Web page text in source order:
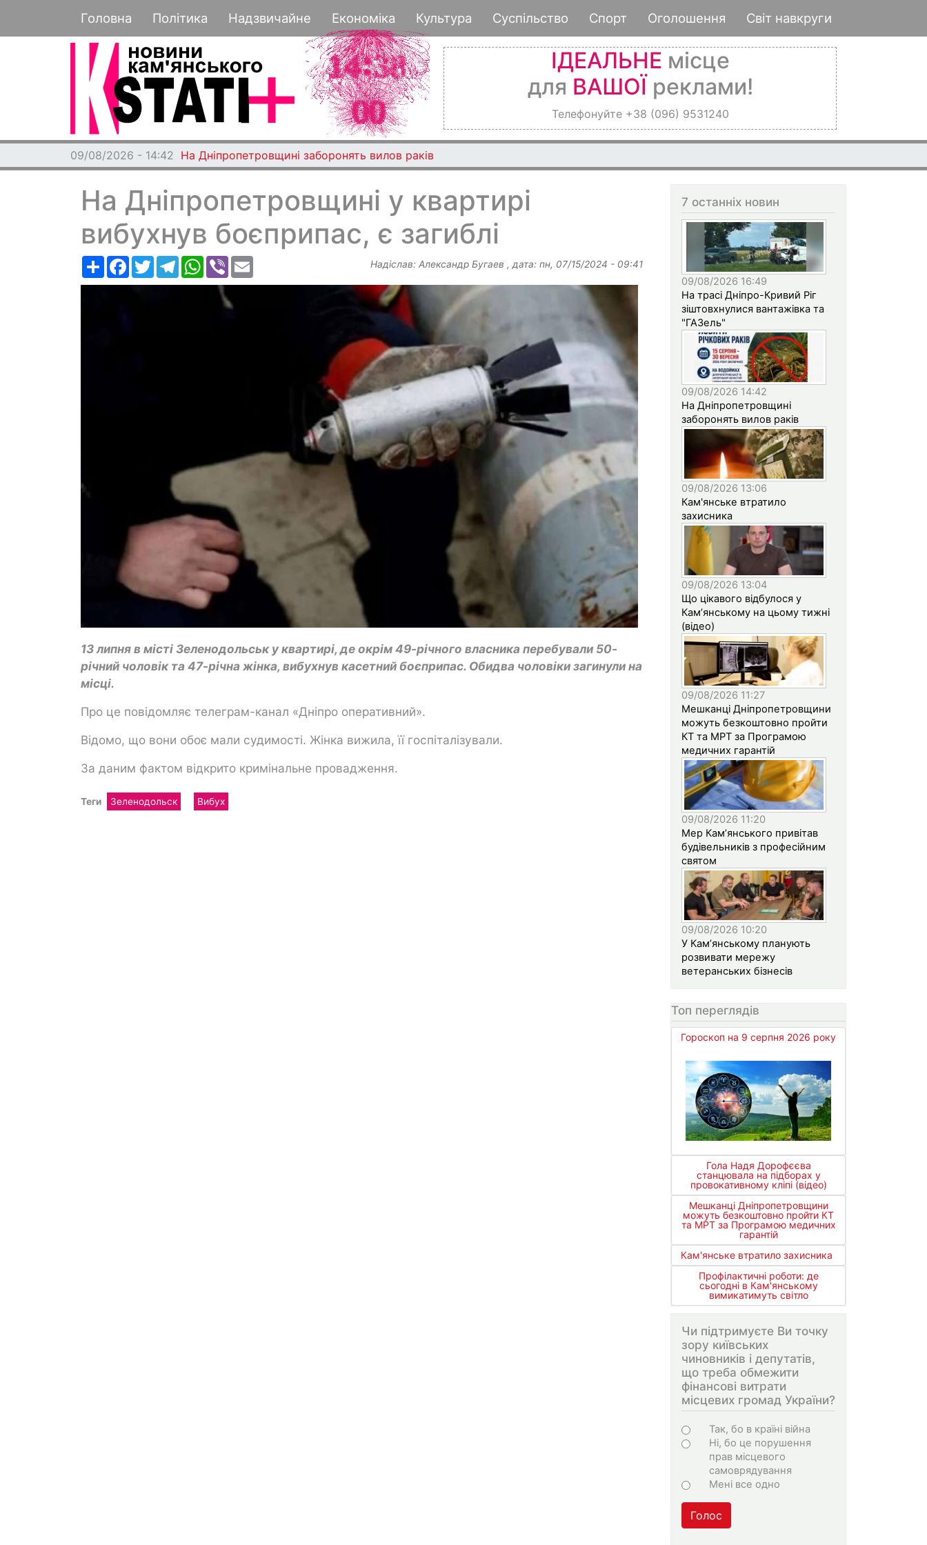
до
основного
Основная навигация
Головна Політика Надзвичайне Економіка Культура Суспільство Спорт Оголошення Світ навкруги
ІДЕАЛЬНЕ місце
для ВАШОЇ реклами!
Телефонуйте +38 (096) 9531240
09/08/2026 - 14:42 На Дніпропетровщині заборонять вилов раків
На Дніпропетровщині у квартирі
вибухнув боєприпас, є загиблі
РесурсFacebook
TwitterTelegramWhatsApp
Viber Надіслав: Александр Бугаев , дата: пн, 07/15/2024 - 09:41
13 липня в місті Зеленодольськ у квартирі, де окрім 49-річного власника перебували 50-
річний чоловік та 47-річна жінка, вибухнув касетний боєприпас. Обидва чоловіки загинули на
місці.
Про це повідомляє телеграм-канал «Дніпро оперативний».
Відомо, що вони обоє мали судимості. Жінка вижила, її госпіталізували.
За даним фактом відкрито кримінальне провадження.
Теги Зеленодольск Вибух
7 останніх новин
09/08/2026 16:49
На трасі Дніпро-Кривий Ріг
зіштовхнулися вантажівка та
"ГАЗель"
09/08/2026 14:42
На Дніпропетровщині
заборонять вилов раків
09/08/2026 13:06
Кам'янське втратило
захисника
09/08/2026 13:04
Що цікавого відбулося у
Кам’янському на цьому тижні
(відео)
09/08/2026 11:27
Мешканці Дніпропетровщини
можуть безкоштовно пройти
КТ та МРТ за Програмою
медичних гарантій
09/08/2026 11:20
Мер Кам’янського привітав
будівельників з професійним
святом
09/08/2026 10:20
У Кам’янському планують
розвивати мережу
ветеранських бізнесів
Топ переглядів
Гороскоп на 9 серпня 2026 року
Гола Надя Дорофєєва
станцювала на підборах у
провокативному кліпі (відео)
Мешканці Дніпропетровщини
можуть безкоштовно пройти КТ
та МРТ за Програмою медичних
гарантій
Кам'янське втратило захисника
Профілактичні роботи: де
сьогодні в Кам'янському
вимикатимуть світло
Чи підтримуєте Ви точку
зору київських
чиновників і депутатів,
що треба обмежити
фінансові витрати
місцевих громад України?
Варіанти
Так, бо в країні війна
Ні, бо це порушення
прав місцевого
самоврядування
Мені все одно
Голос